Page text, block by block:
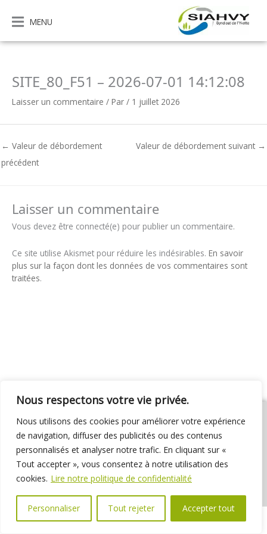
Nous respectons votre vie privée.
Nous utilisons des cookies pour améliorer votre expérience
de navigation, diffuser des publicités ou des contenus
personnalisés et analyser notre trafic. En cliquant sur «
Tout accepter », vous consentez à notre utilisation des
cookies. Lire notre politique de confidentialité
Personnaliser Tout rejeter Accepter tout
contenu
MENU
SITE_80_F51 – 2026-07-01 14:12:08
Laisser un commentaire / Par / 1 juillet 2026
← Valeur de débordement
précédent
Valeur de débordement suivant →
Laisser un commentaire
Vous devez être connecté(e) pour publier un commentaire.
Ce site utilise Akismet pour réduire les indésirables. En savoir
plus sur la façon dont les données de vos commentaires sont
traitées.
01 69 31 72 10 01 69 31 37 31
Nous contacter
Espace élus
Marchés publics Délibérations